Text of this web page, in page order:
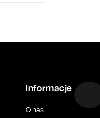
Informacje
O nas